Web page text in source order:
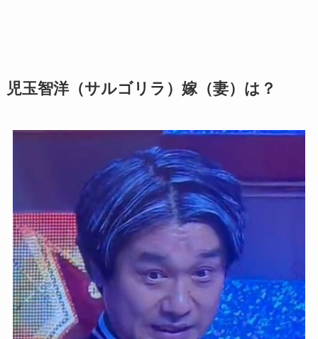
児玉智洋（サルゴリラ）嫁（妻）は？